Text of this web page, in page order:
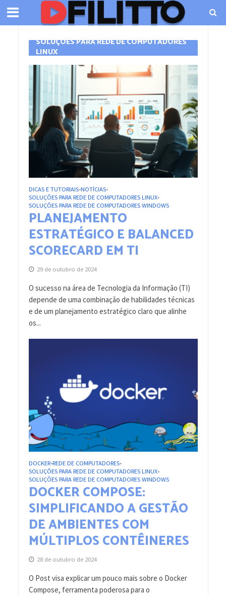
SOLUÇÕES PARA REDE DE COMPUTADORES
LINUX
DICAS E TUTORIAIS•NOTÍCIAS•
SOLUÇÕES PARA REDE DE COMPUTADORES LINUX•
SOLUÇÕES PARA REDE DE COMPUTADORES WINDOWS
PLANEJAMENTO
ESTRATÉGICO E BALANCED
SCORECARD EM TI
29 de outubro de 2024
O sucesso na área de Tecnologia da Informação (TI)
depende de uma combinação de habilidades técnicas
e de um planejamento estratégico claro que alinhe
os...
DOCKER•REDE DE COMPUTADORES•
SOLUÇÕES PARA REDE DE COMPUTADORES LINUX•
SOLUÇÕES PARA REDE DE COMPUTADORES WINDOWS
DOCKER COMPOSE:
SIMPLIFICANDO A GESTÃO
DE AMBIENTES COM
MÚLTIPLOS CONTÊINERES
28 de outubro de 2024
O Post visa explicar um pouco mais sobre o Docker
Compose, ferramenta poderosa para o